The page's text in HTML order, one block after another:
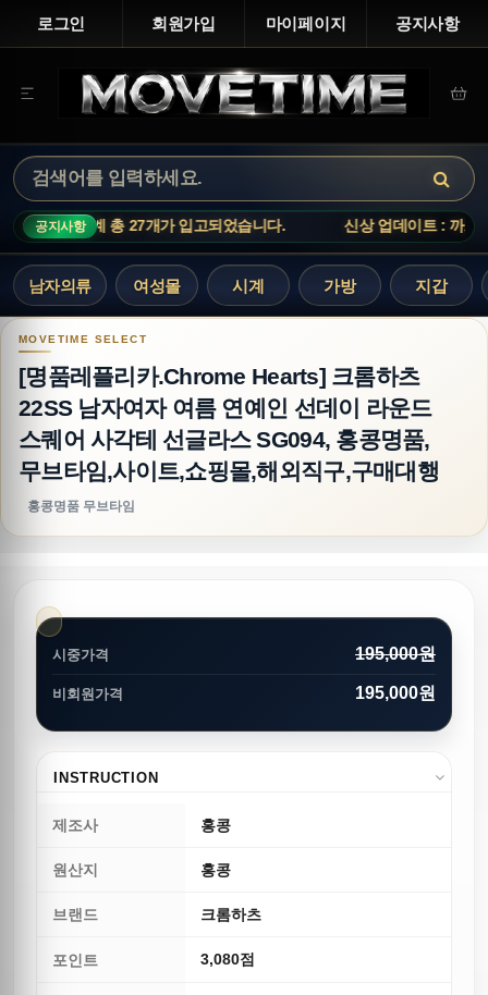
로그인 회원가입 마이페이지 공지사항
공지사항
고되었습니다. 신상 업데이트 : 까르띠에 시계 총 27개가 입고되
남자의류 여성몰 시계 가방 지갑
[명품레플리카.Chrome Hearts] 크롬하츠 22SS
[명품레플리카.Chrome Hearts] 크롬하츠
22SS 남자여자 여름 연예인 선데이 라운드
스퀘어 사각테 선글라스 SG094, 홍콩명품,
무브타임,사이트,쇼핑몰,해외직구,구매대행
홍콩명품 무브타임
시중가격 195,000원
비회원가격 195,000원
INSTRUCTION
제조사 홍콩
원산지 홍콩
브랜드 크롬하츠
포인트 3,080점